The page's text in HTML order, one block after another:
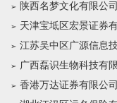
陕西名梦文化有限公司
天津宝坻区宏景证券
江苏吴中区广源信息
广西磊识生物科技有
香港万达证券有限公司